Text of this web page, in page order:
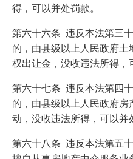
得，可以并处罚款。
第六十六条 违反本法第三
的，由县级以上人民政府
权出让金，没收违法所得，
第六十七条 违反本法第四
的，由县级以上人民政府
动，没收违法所得，可以并
第六十八条 违反本法第五